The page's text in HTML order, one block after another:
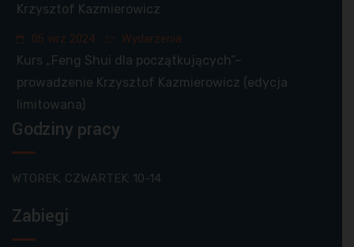
Krzysztof Kazmierowicz
05 wrz 2024 Wydarzenia
Kurs „Feng Shui dla początkujących”–
prowadzenie Krzysztof Kazmierowicz (edycja
limitowana)
Godziny pracy
WTOREK, CZWARTEK: 10-14
Zabiegi